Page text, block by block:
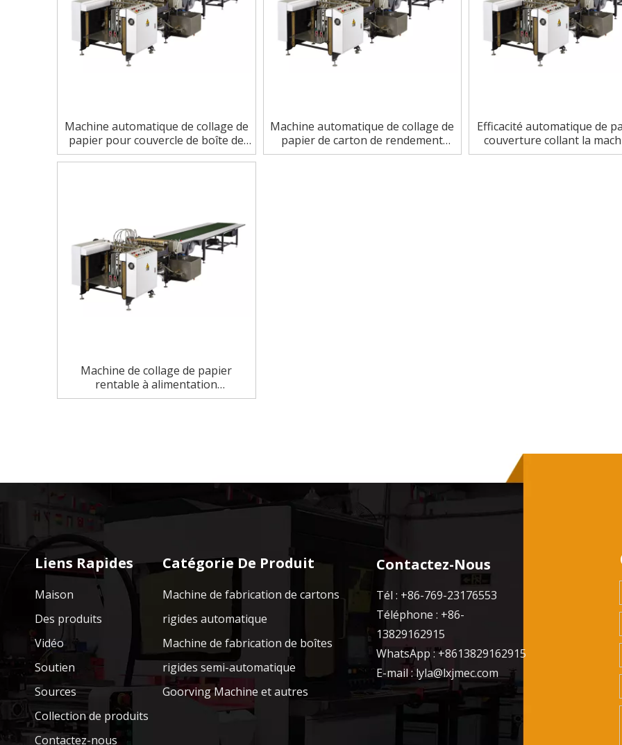
Machine automatique de collage de
papier pour couvercle de boîte de
téléphone, nourriture, jouet, lune,
Machine automatique de collage de
papier de carton de rendement
élevé avec le système d'alimentation
Efficacité automatique de
couverture collant la
PCs/min
Machine de collage de papier
rentable à alimentation
automatique
Liens Rapides
Maison
Des produits
Vidéo
Soutien
Sources
Collection de produits
Contactez-nous
Catégorie De Produit
Machine de fabrication de cartons
rigides automatique
Machine de fabrication de boîtes
rigides semi-automatique
Goorving Machine et autres
Contactez-Nous
Tél : +86-769-23176553
Téléphone : +86-
13829162915
WhatsApp : +8613829162915
E-mail :lyla@lxjmec.com